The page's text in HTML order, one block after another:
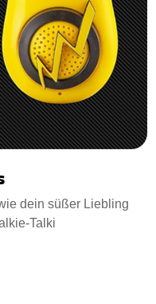
dein süßer Liebling
Talki